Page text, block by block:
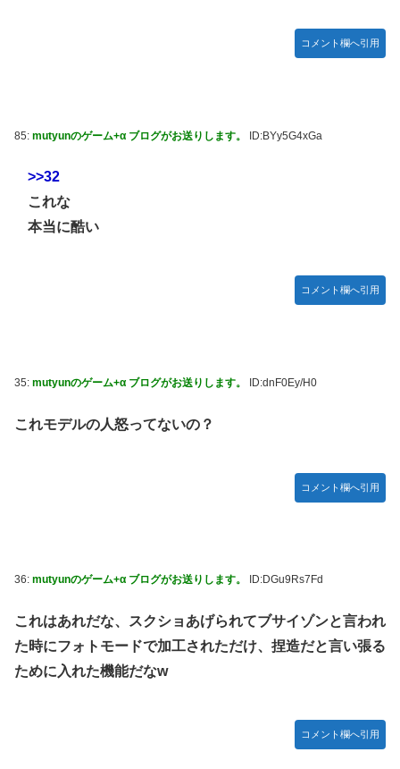
コメント欄へ引用
85: mutyunのゲーム+α ブログがお送りします。 ID:BYy5G4xGa
>>32
これな
本当に酷い
コメント欄へ引用
35: mutyunのゲーム+α ブログがお送りします。 ID:dnF0Ey/H0
これモデルの人怒ってないの？
コメント欄へ引用
36: mutyunのゲーム+α ブログがお送りします。 ID:DGu9Rs7Fd
これはあれだな、スクショあげられてブサイゾンと言われ
た時にフォトモードで加工されただけ、捏造だと言い張る
ために入れた機能だなw
コメント欄へ引用